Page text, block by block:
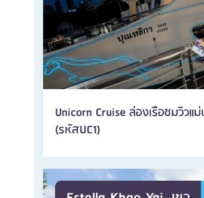
Unicorn Cruise ล่องเรือชมวิว
(รหัสUC1)